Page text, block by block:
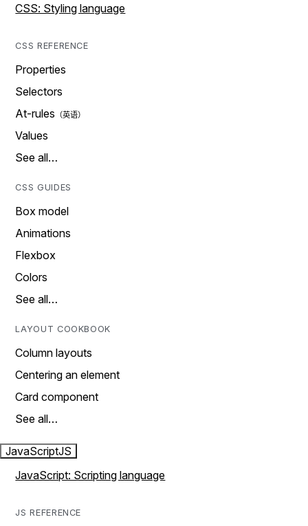
CSS: Styling language
CSS REFERENCE
Properties
Selectors
At-rules
Values
See all…
CSS GUIDES
Box model
Animations
Flexbox
Colors
See all…
LAYOUT COOKBOOK
Column layouts
Centering an element
Card component
See all…
JavaScriptJS
JavaScript: Scripting language
JS REFERENCE